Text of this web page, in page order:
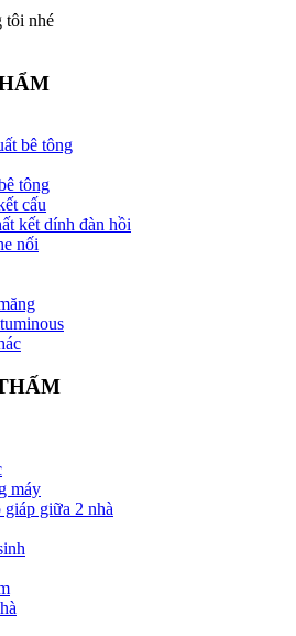
tôi nhé
bê tông
tông
cấu
kết dính đàn hồi
nối
máy
giữa 2 nhà